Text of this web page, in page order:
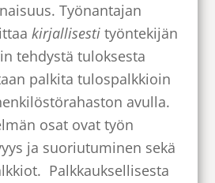
Työnantajan
kirjallisesti työntekijän
tehdystä tuloksesta
palkita tulospalkkioin
avulla.
osat ovat työn
ja suoriutuminen sekä
Palkkauksellisesta